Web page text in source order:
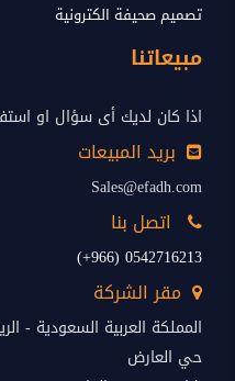
تصميم صحيفة الكترونية
مبيعاتنا
اذا كان لديك أى سؤال او
بريد المبيعات
Sales@efadh.com
اتصل بنا
0542716213 (966+)
مقر الشركة
المملكة العربية السعودية -
حي العارض